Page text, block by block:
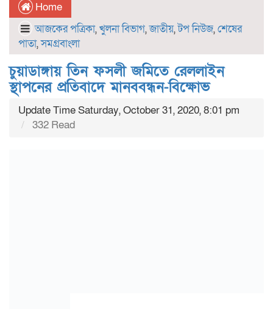
Home
আজকের পত্রিকা,খুলনা বিভাগ,জাতীয়,টপ নিউজ,শেষের
পাতা,সমগ্রবাংলা
চুয়াডাঙ্গায় তিন ফসলী জমিতে রেললাইন
স্থাপনের প্রতিবাদে মানববন্ধন-বিক্ষোভ
Update Time Saturday, October 31, 2020, 8:01 pm
332 Read